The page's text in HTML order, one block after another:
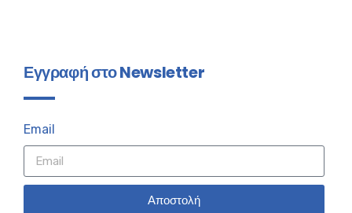
Εγγραφή στο Newsletter
Email
Αποστολή